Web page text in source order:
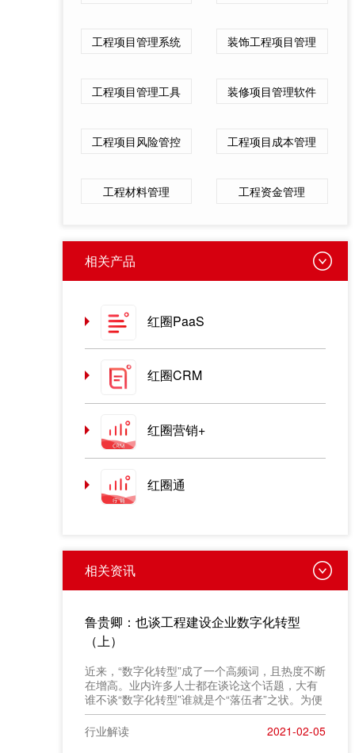
工程项目管理系统 装饰工程项目管理
工程项目管理工具 装修项目管理软件
工程项目风险管控 工程项目成本管理
工程材料管理 工程资金管理
相关产品
红圈PaaS
红圈CRM
红圈营销+
红圈通
相关资讯
鲁贵卿：也谈工程建设企业数字化转型
（上）
近来，“数字化转型”成了一个高频词，且热度不断
在增高。业内许多人士都在谈论这个话题，大有
谁不谈“数字化转型”谁就是个“落伍者”之状。为便
于在相同语境下讨论问题，今天我也凑个热闹，
以“数字化转型”为题，谈一点粗浅认识，就教于同
行。
行业解读 2021-02-05